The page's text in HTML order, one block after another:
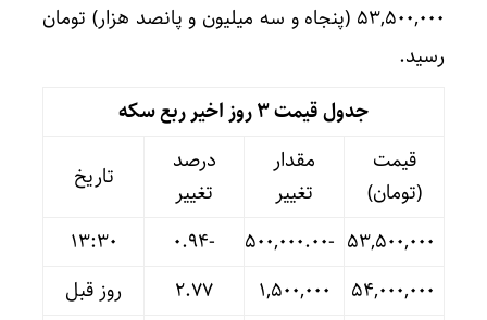
۵۳,۵۰۰,۰۰۰ (پنجاه و سه میلیون و پانصد هزار) تومان
رسید.
جدول قیمت 3 روز اخیر ربع سکه
قیمت
(تومان)
مقدار
تغییر
درصد
تغییر
تاریخ
۵۳,۵۰۰,۰۰۰ -۵۰۰,۰۰۰.۰۰ -۰.۹۴
13:30
۵۴,۰۰۰,۰۰۰
۱,۵۰۰,۰۰۰ ۲.۷۷
روز قبل